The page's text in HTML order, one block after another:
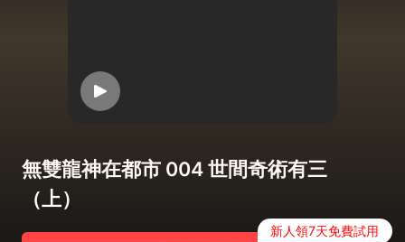
無雙龍神在都市 004 世間奇術有三
（上）
新人領7天免費試用